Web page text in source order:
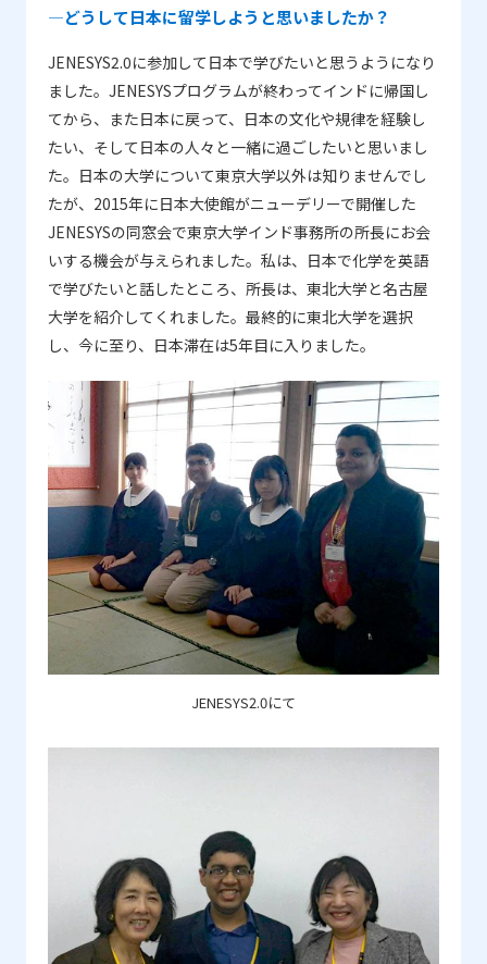
―どうして日本に留学しようと思いましたか？
JENESYS2.0に参加して日本で学びたいと思うようになり
ました。JENESYSプログラムが終わってインドに帰国し
てから、また日本に戻って、日本の文化や規律を経験し
たい、そして日本の人々と一緒に過ごしたいと思いまし
た。日本の大学について東京大学以外は知りませんでし
たが、2015年に日本大使館がニューデリーで開催した
JENESYSの同窓会で東京大学インド事務所の所長にお会
いする機会が与えられました。私は、日本で化学を英語
で学びたいと話したところ、所長は、東北大学と名古屋
大学を紹介してくれました。最終的に東北大学を選択
し、今に至り、日本滞在は5年目に入りました。
JENESYS2.0にて